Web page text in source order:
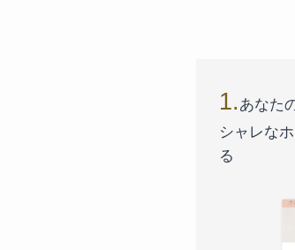
1. あなた
シャレな
る